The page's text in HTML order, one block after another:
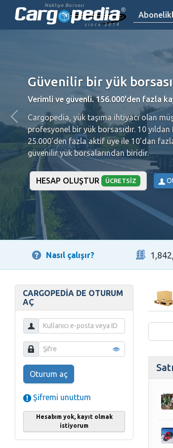
Nakliye Borsasi
since 2014
bir yük borsası
156.000'den fazla kayıtlı üye!
yük taşıma ihtiyacı olan müşterileri
bir yük borsasıdır. 10 yıldan fazla süredir
fazla aktif üye ile 10'dan fazla dilde mevcut
borsalarından biridir.
HESAP OLUŞTUR ÜCRETSIZ
Nasıl çalışır?
CARGOPEDIA DE OTURUM
AÇ
Oturum aç
Şifremi unuttum
Hesabım yok, kayıt olmak
istiyorum